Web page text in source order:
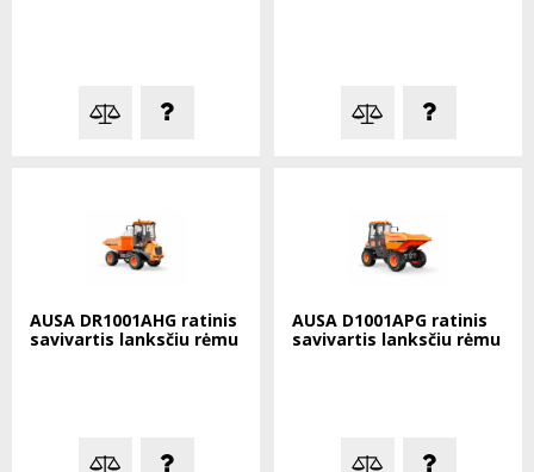
AUSA DR1001AHG ratinis
savivartis lanksčiu rėmu
AUSA D1001APG ratinis
savivartis lanksčiu rėmu